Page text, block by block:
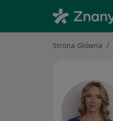
Strona Główna